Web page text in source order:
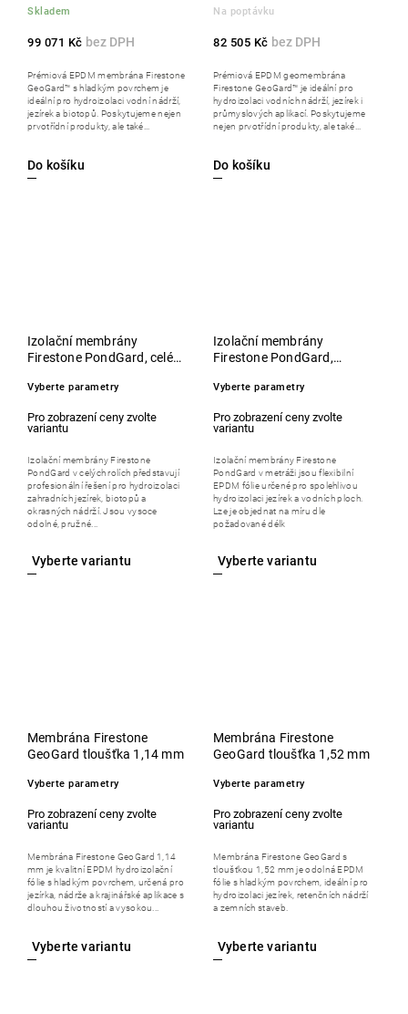
Skladem
99 071 Kč
Do košíku
Prémiová EPDM membrána Firestone
GeoGard™ s hladkým povrchem je
ideální pro hydroizolaci vodní nádrží,
jezírek a biotopů. Poskytujeme nejen
prvotřídní produkty, ale také...
Na poptávku
82 505 Kč
Do košíku
Prémiová EPDM geomembrána
Firestone GeoGard™ je ideální pro
hydroizolaci vodních nádrží, jezírek i
průmyslových aplikací. Poskytujeme
nejen prvotřídní produkty, ale také...
Izolační membrány
Firestone PondGard, celé
Vyberte parametry
Izolační membrány Firestone
PondGard v celých rolích představují
profesionální řešení pro hydroizolaci
zahradních jezírek, biotopů a
okrasných nádrží. Jsou vysoce
odolné, pružné...
Izolační membrány
Firestone PondGard,
Vyberte parametry
Izolační membrány Firestone
PondGard v metráži jsou flexibilní
EPDM fólie určené pro spolehlivou
hydroizolaci jezírek a vodních ploch.
Lze je objednat na míru dle
požadované délk
Membrána Firestone
GeoGard tloušťka 1,14 mm
Vyberte parametry
Membrána Firestone GeoGard 1,14
mm je kvalitní EPDM hydroizolační
fólie s hladkým povrchem, určená pro
jezírka, nádrže a krajinářské aplikace s
dlouhou životností a vysokou...
Membrána Firestone
GeoGard tloušťka 1,52 mm
Vyberte parametry
Membrána Firestone GeoGard s
tloušťkou 1,52 mm je odolná EPDM
fólie s hladkým povrchem, ideální pro
hydroizolaci jezírek, retenčních nádrží
a zemních staveb.